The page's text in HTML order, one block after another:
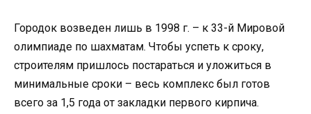
Городок возведен лишь в 1998 г. – к 33-й Мировой
олимпиаде по шахматам. Чтобы успеть к сроку,
строителям пришлось постараться и уложиться в
минимальные сроки – весь комплекс был готов
всего за 1,5 года от закладки первого кирпича.